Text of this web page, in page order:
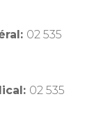
02 535
02 535